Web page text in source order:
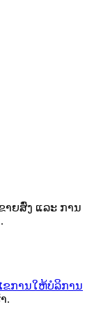
າຍສົ່ງ ແລະ ການ
ຂການໃຫ້ບໍລິການ
.